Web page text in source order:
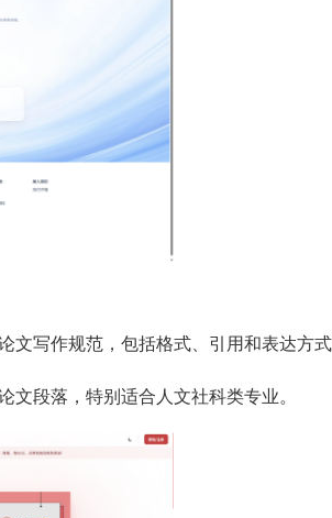
文写作规范，包括格式、引用和表达方
段落，特别适合人文社科类专业。